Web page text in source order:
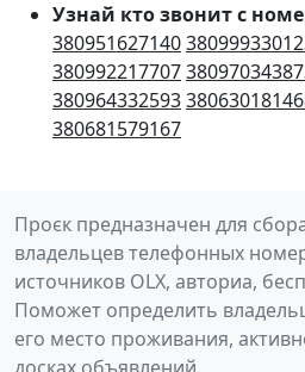
Узнай кто звонит с
380951627140
380992217707
380964332593
380681579167
Проєк предназначен для
владельцев телефонных
источников OLX, авториа,
Поможет определить
его место проживания,